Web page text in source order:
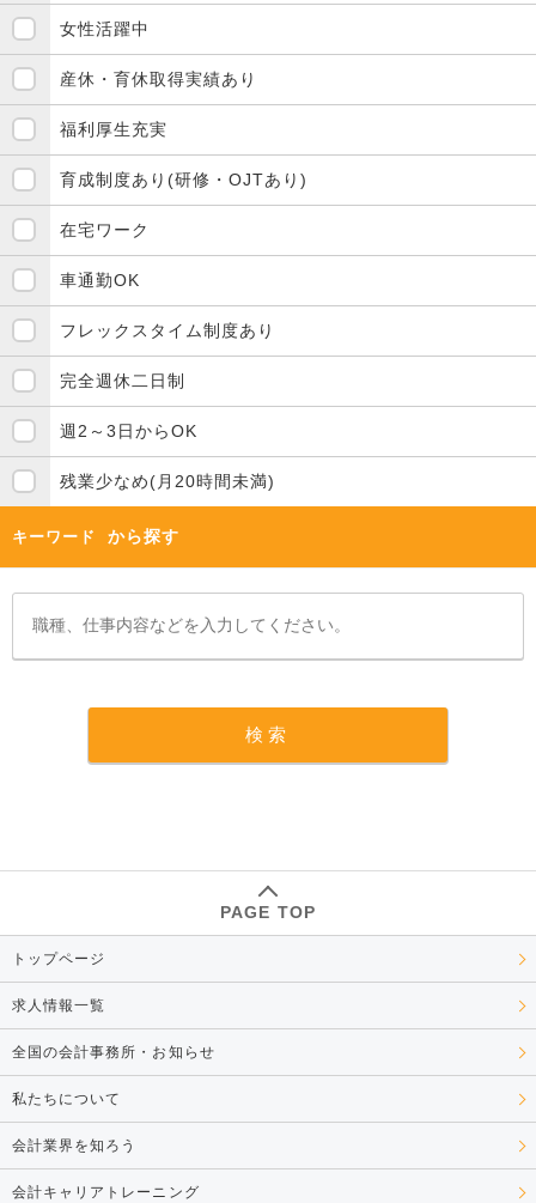
女性活躍中
産休・育休取得実績あり
福利厚生充実
育成制度あり(研修・OJTあり)
在宅ワーク
車通勤OK
フレックスタイム制度あり
完全週休二日制
週2～3日からOK
残業少なめ(月20時間未満)
キーワード から探す
PAGE TOP
トップページ
求人情報一覧
全国の会計事務所・お知らせ
私たちについて
会計業界を知ろう
会計キャリアトレーニング